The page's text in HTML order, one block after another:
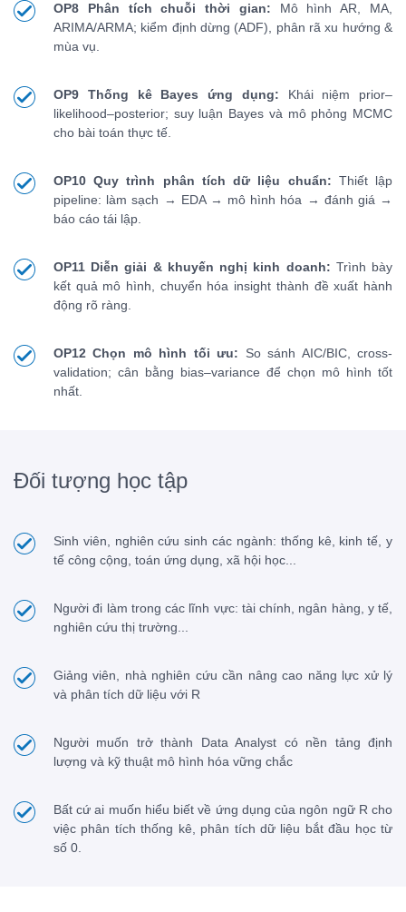
OP8 Phân tích chuỗi thời gian: Mô hình AR, MA,
ARIMA/ARMA; kiểm định dừng (ADF), phân rã xu hướng &
mùa vụ.
OP9 Thống kê Bayes ứng dụng: Khái niệm prior–
likelihood–posterior; suy luận Bayes và mô phỏng MCMC
cho bài toán thực tế.
OP10 Quy trình phân tích dữ liệu chuẩn: Thiết lập
pipeline: làm sạch → EDA → mô hình hóa → đánh giá →
báo cáo tái lập.
OP11 Diễn giải & khuyến nghị kinh doanh: Trình bày
kết quả mô hình, chuyển hóa insight thành đề xuất hành
động rõ ràng.
OP12 Chọn mô hình tối ưu: So sánh AIC/BIC, cross-
validation; cân bằng bias–variance để chọn mô hình tốt
nhất.
Đối tượng học tập
Sinh viên, nghiên cứu sinh các ngành: thống kê, kinh tế, y
tế công cộng, toán ứng dụng, xã hội học...
Người đi làm trong các lĩnh vực: tài chính, ngân hàng, y tế,
nghiên cứu thị trường...
Giảng viên, nhà nghiên cứu cần nâng cao năng lực xử lý
và phân tích dữ liệu với R
Người muốn trở thành Data Analyst có nền tảng định
lượng và kỹ thuật mô hình hóa vững chắc
Bất cứ ai muốn hiểu biết về ứng dụng của ngôn ngữ R cho
việc phân tích thống kê, phân tích dữ liệu bắt đầu học từ
số 0.